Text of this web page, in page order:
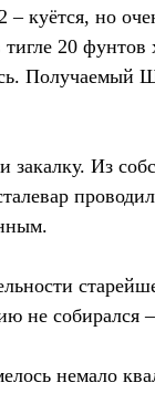
но
20 фунтов
Из
не
немало